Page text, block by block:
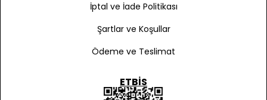
İptal ve İade Politikası
Şartlar ve Koşullar
Ödeme ve Teslimat
ETBIS